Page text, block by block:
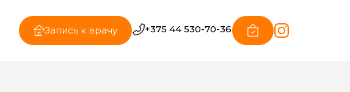
Запись к врачу +375 44 530-70-36